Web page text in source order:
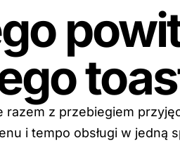
z przebiegiem
i tempo obsługi w jedną